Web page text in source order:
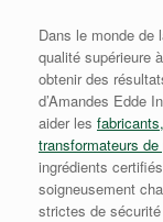
Dans le monde de
qualité supérieure
obtenir des
d’Amandes Edde
aider les
transformateurs
ingrédients
soigneusement
strictes de